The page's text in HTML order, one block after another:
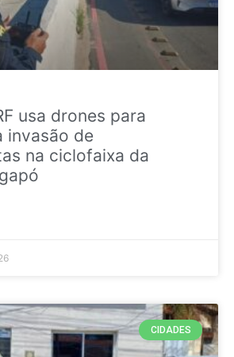
usa drones para
invasão de
na ciclofaixa da
CIDADES